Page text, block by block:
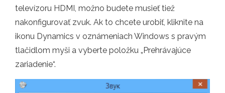
televízoru HDMI, možno budete musieť tiež
nakonfigurovať zvuk. Ak to chcete urobiť, kliknite na
ikonu Dynamics v oznámeniach Windows s pravým
tlačidlom myši a vyberte položku „Prehrávajúce
zariadenie“.